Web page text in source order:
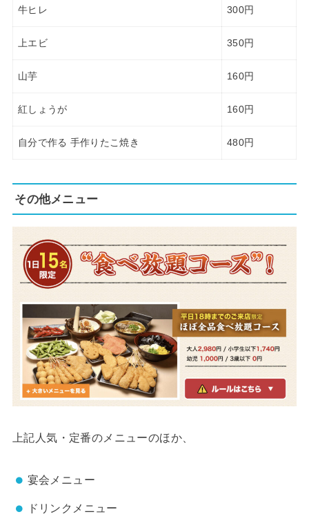
牛ヒレ 300円
上エビ 350円
山芋 160円
紅しょうが 160円
自分で作る 手作りたこ焼き 480円
その他メニュー
上記人気・定番のメニューのほか、
宴会メニュー
ドリンクメニュー